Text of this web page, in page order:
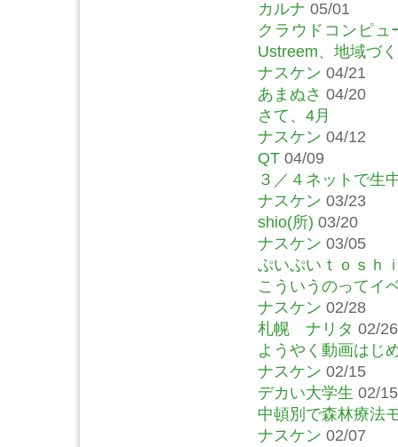
カルナ 05/01
クラウドコンピュ
Ustreem、地域づ
ナスケン 04/21
あまぬさ 04/20
さて、4月
ナスケン 04/12
QT 04/09
３／４ネットで生
ナスケン 03/23
shio(所) 03/20
ナスケン 03/05
ぷいぷいｔｏｓｈ
こういうのってイ
ナスケン 02/28
札幌 ナリタ 02/26
ようやく動画はじ
ナスケン 02/15
デカい大学生 02/15
中頓別で森林療法
ナスケン 02/07